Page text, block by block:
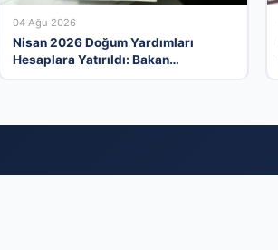
04 Ağu 2026
Nisan 2026 Doğum Yardımları
Hesaplara Yatırıldı: Bakan